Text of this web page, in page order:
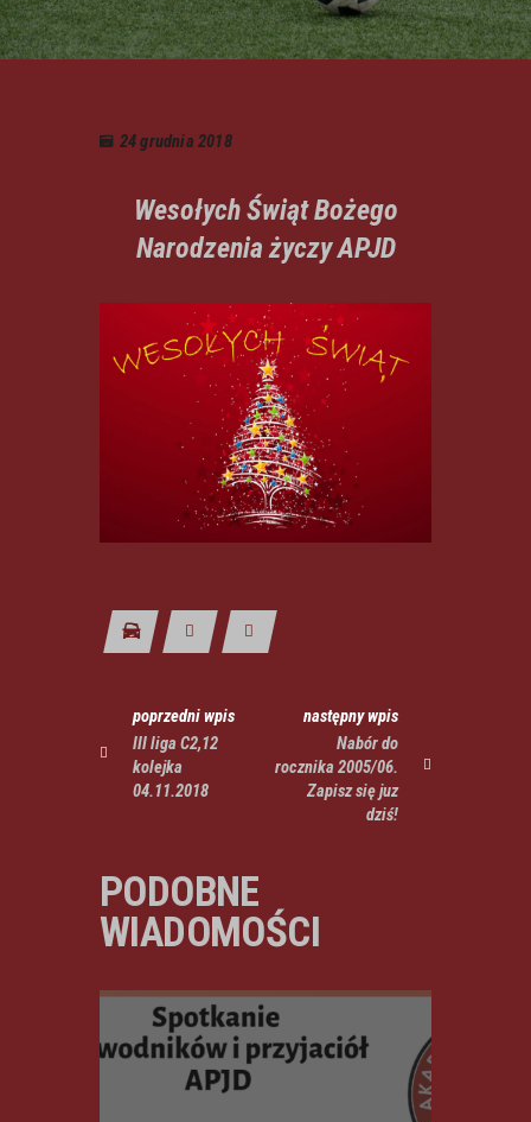
24 grudnia 2018
Wesołych Świąt Bożego
Narodzenia życzy APJD
poprzedni wpis
III liga C2,12
kolejka
04.11.2018
następny wpis
Nabór do
rocznika 2005/06.
Zapisz się juz
dziś!
PODOBNE
WIADOMOŚCI